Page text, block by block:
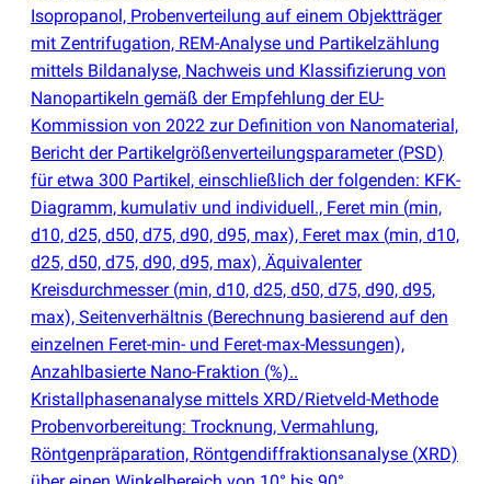
Isopropanol, Probenverteilung auf einem Objektträger
mit Zentrifugation, REM-Analyse und Partikelzählung
mittels Bildanalyse, Nachweis und Klassifizierung von
Nanopartikeln gemäß der Empfehlung der EU-
Kommission von 2022 zur Definition von Nanomaterial,
Bericht der Partikelgrößenverteilungsparameter (PSD)
für etwa 300 Partikel, einschließlich der folgenden: KFK-
Diagramm, kumulativ und individuell., Feret min (min,
d10, d25, d50, d75, d90, d95, max), Feret max (min, d10,
d25, d50, d75, d90, d95, max), Äquivalenter
Kreisdurchmesser (min, d10, d25, d50, d75, d90, d95,
max), Seitenverhältnis (Berechnung basierend auf den
einzelnen Feret-min- und Feret-max-Messungen),
Anzahlbasierte Nano-Fraktion (%)..
Kristallphasenanalyse mittels XRD/Rietveld-Methode
Probenvorbereitung: Trocknung, Vermahlung,
Röntgenpräparation, Röntgendiffraktionsanalyse (XRD)